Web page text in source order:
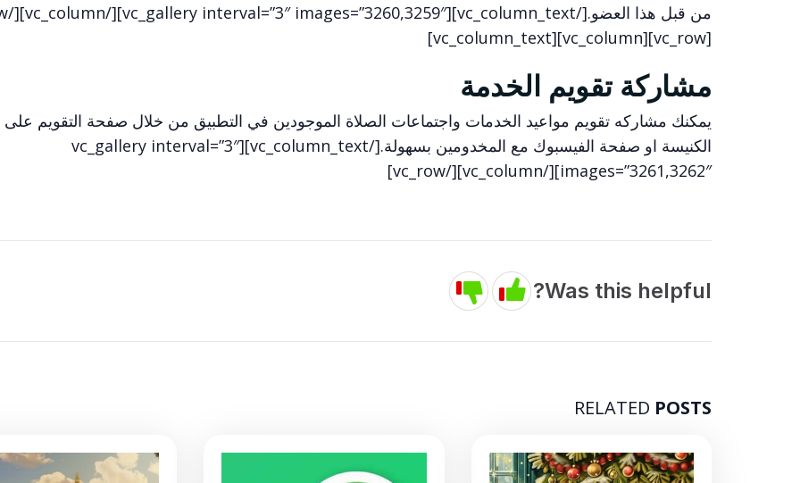
[vc_row][vc_column][vc_column_text]
مشاركة تقويم الخدمة
يمكنك مشاركه تقويم مواعيد الخدمات واجتماعات الصلاة الموجودين في التطبيق من خلال صفحة التقويم
الكنيسة او صفحة الفيسبوك مع المخدومين بسهولة.[/vc_column_text][vc_gallery interval=”3″
images=”3261,3262″][/vc_column][/vc_row]
Was this helpful?
RELATED POSTS